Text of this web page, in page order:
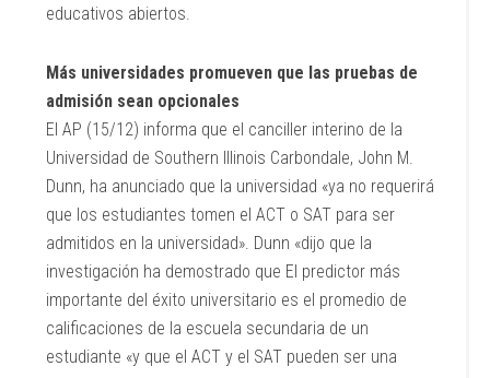
educativos abiertos.
Más universidades promueven que las pruebas de
admisión sean opcionales
El AP (15/12) informa que el canciller interino de la
Universidad de Southern Illinois Carbondale, John M.
Dunn, ha anunciado que la universidad «ya no requerirá
que los estudiantes tomen el ACT o SAT para ser
admitidos en la universidad». Dunn «dijo que la
investigación ha demostrado que El predictor más
importante del éxito universitario es el promedio de
calificaciones de la escuela secundaria de un
estudiante «y que el ACT y el SAT pueden ser una